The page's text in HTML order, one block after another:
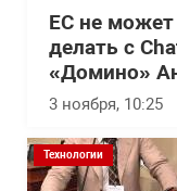
ЕС не может
делать с
«Домино»
3 ноября, 10:25
Технологии